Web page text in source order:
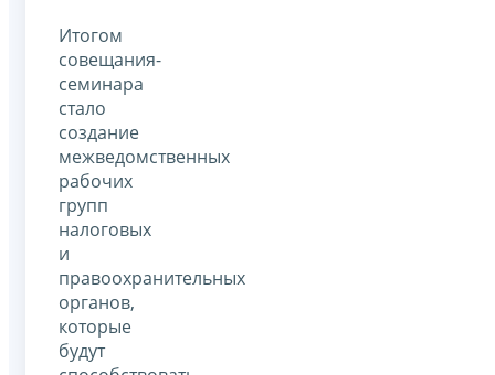
Итогом
совещания-
семинара
стало
создание
межведомственных
рабочих
групп
налоговых
и
правоохранительных
органов,
которые
будут